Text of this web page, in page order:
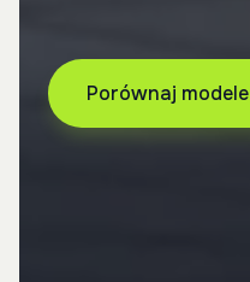
Porównaj modele